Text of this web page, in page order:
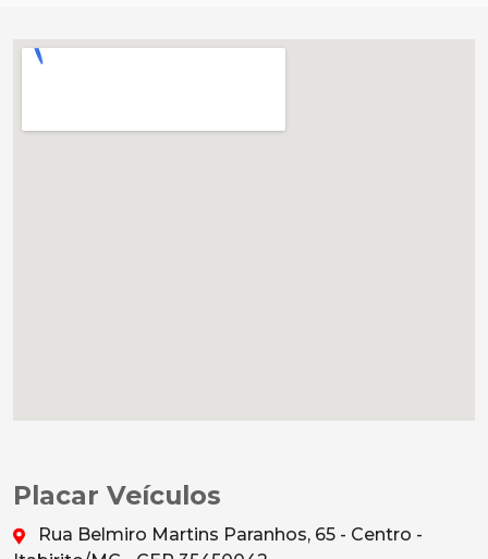
Placar Veículos
Rua Belmiro Martins Paranhos, 65 - Centro -